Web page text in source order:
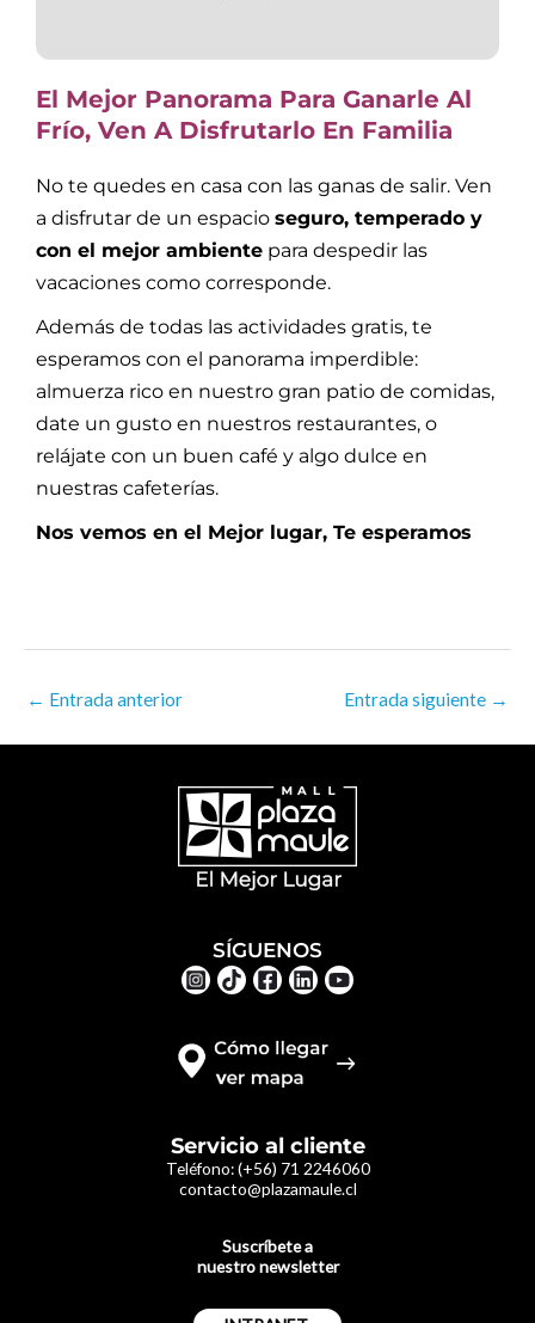
El Mejor Panorama Para Ganarle Al
Frío, VEn A Disfrutarlo En Familia
No te quedes en casa con las ganas de salir. Ven
a disfrutar de un espacio seguro, temperado y
con el mejor ambiente para despedir las
vacaciones como corresponde.
Además de todas las actividades gratis, te
esperamos con el panorama imperdible:
almuerza rico en nuestro gran patio de comidas,
date un gusto en nuestros restaurantes, o
relájate con un buen café y algo dulce en
nuestras cafeterías.
Nos vemos en el Mejor lugar, Te esperamos
← Entrada anterior Entrada siguiente →
Servicio al cliente
Teléfono:(+56) 71 2246060
contacto@plazamaule.cl
SÍGUENOS
Suscríbete a
nuestro newsletter